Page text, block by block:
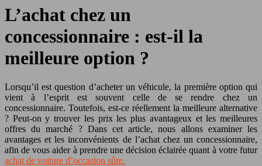
L’achat chez un
concessionnaire : est-il la
meilleure option ?
Lorsqu’il est question d’acheter un véhicule, la première option qui
vient à l’esprit est souvent celle de se rendre chez un
concessionnaire. Toutefois, est-ce réellement la meilleure alternative
? Peut-on y trouver les prix les plus avantageux et les meilleures
offres du marché ? Dans cet article, nous allons examiner les
avantages et les inconvénients de l’achat chez un concessionnaire,
afin de vous aider à prendre une décision éclairée quant à votre futur
achat de voiture d’occasion sûre.